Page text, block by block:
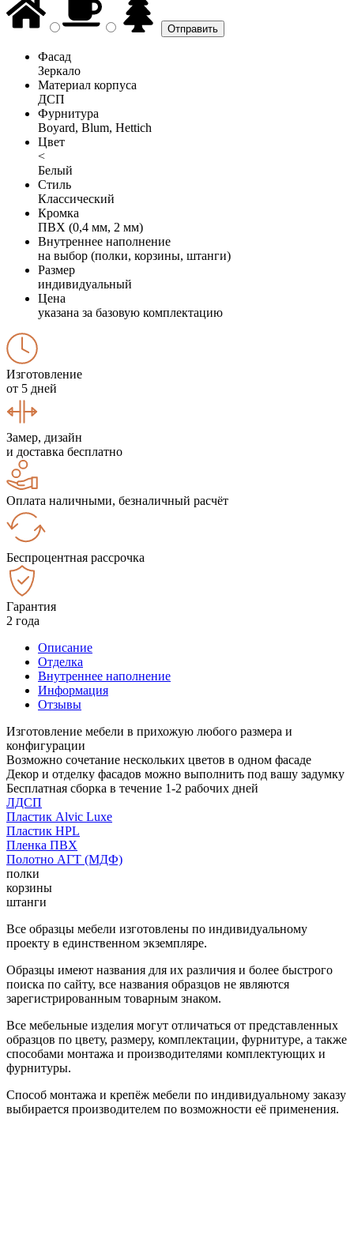
Фасад
Зеркало
Материал корпуса
ДСП
Фурнитура
Boyard, Blum, Hettich
Цвет
<
Белый
Стиль
Классический
Кромка
ПВХ (0,4 мм, 2 мм)
Внутреннее наполнение
на выбор (полки, корзины, штанги)
Размер
индивидуальный
Цена
указана за базовую комплектацию
Изготовление
от 5 дней
Замер, дизайн
и доставка бесплатно
Оплата наличными, безналичный расчёт
Беспроцентная рассрочка
Гарантия
2 года
Описание
Отделка
Внутреннее наполнение
Информация
Отзывы
Изготовление мебели в прихожую любого размера и
конфигурации
Возможно сочетание нескольких цветов в одном фасаде
Декор и отделку фасадов можно выполнить под вашу задумку
Бесплатная сборка в течение 1-2 рабочих дней
ЛДСП
Пластик Alvic Luxe
Пластик HPL
Пленка ПВХ
Полотно АГТ (МДФ)
полки
корзины
штанги
Все образцы мебели изготовлены по индивидуальному
проекту в единственном экземпляре.
Образцы имеют названия для их различия и более быстрого
поиска по сайту, все названия образцов не являются
зарегистрированным товарным знаком.
Все мебельные изделия могут отличаться от представленных
образцов по цвету, размеру, комплектации, фурнитуре, а также
способами монтажа и производителями комплектующих и
фурнитуры.
Способ монтажа и крепёж мебели по индивидуальному заказу
выбирается производителем по возможности её применения.